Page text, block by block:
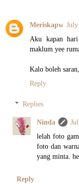
Meriskapw
Aku kapan
maklum yee
Kalo boleh
Reply
Replies
Ninda
lelah foto
foto dan
yang minta.
Reply